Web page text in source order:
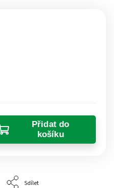
Přidat do
košíku
Sdílet